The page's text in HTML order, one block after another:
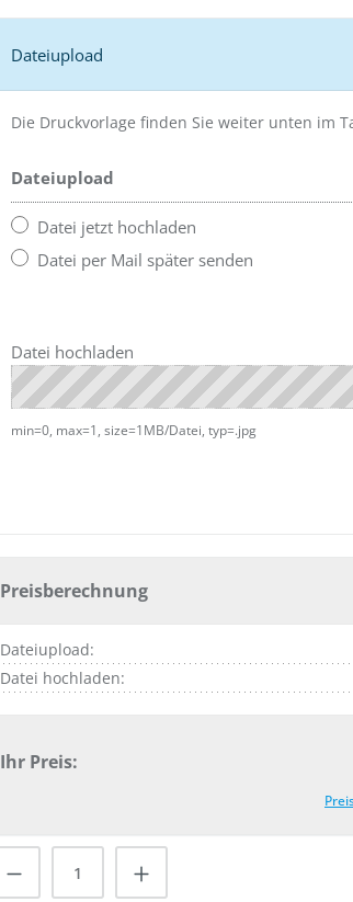
Dateiupload
Die Druckvorlage finden Sie weiter unten im
Dateiupload
Datei jetzt hochladen
Datei per Mail später senden
Datei hochladen
min=0, max=1, size=1MB/Datei, typ=.jpg
Preisberechnung
Dateiupload:
Datei hochladen:
Ihr Preis:
Produkt Anzahl: Gib den